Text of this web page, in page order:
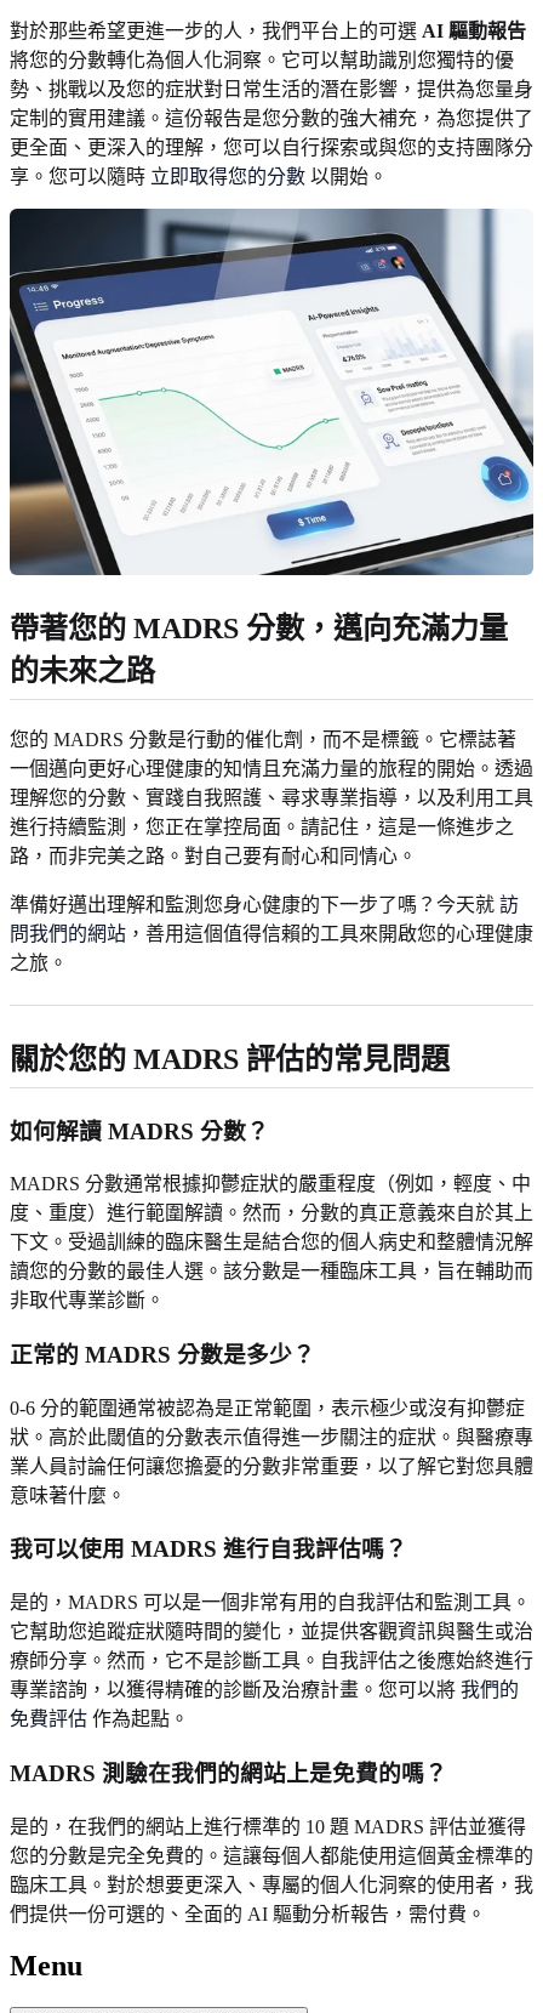
對於那些希望更進一步的人，我們平台上的可選 AI 驅動報告
將您的分數轉化為個人化洞察。它可以幫助識別您獨特的優
勢、挑戰以及您的症狀對日常生活的潛在影響，提供為您量身
定制的實用建議。這份報告是您分數的強大補充，為您提供了
更全面、更深入的理解，您可以自行探索或與您的支持團隊分
享。您可以隨時 立即取得您的分數 以開始。
帶著您的 MADRS 分數，邁向充滿力量
的未來之路
您的 MADRS 分數是行動的催化劑，而不是標籤。它標誌著
一個邁向更好心理健康的知情且充滿力量的旅程的開始。透過
理解您的分數、實踐自我照護、尋求專業指導，以及利用工具
進行持續監測，您正在掌控局面。請記住，這是一條進步之
路，而非完美之路。對自己要有耐心和同情心。
準備好邁出理解和監測您身心健康的下一步了嗎？今天就 訪
問我們的網站 ，善用這個值得信賴的工具來開啟您的心理健康
之旅。
關於您的 MADRS 評估的常見問題
如何解讀 MADRS 分數？
MADRS 分數通常根據抑鬱症狀的嚴重程度（例如，輕度、中
度、重度）進行範圍解讀。然而，分數的真正意義來自於其上
下文。受過訓練的臨床醫生是結合您的個人病史和整體情況解
讀您的分數的最佳人選。該分數是一種臨床工具，旨在輔助而
非取代專業診斷。
正常的 MADRS 分數是多少？
0-6 分的範圍通常被認為是正常範圍，表示極少或沒有抑鬱症
狀。高於此閾值的分數表示值得進一步關注的症狀。與醫療專
業人員討論任何讓您擔憂的分數非常重要，以了解它對您具體
意味著什麼。
我可以使用 MADRS 進行自我評估嗎？
是的，MADRS 可以是一個非常有用的自我評估和監測工具。
它幫助您追蹤症狀隨時間的變化，並提供客觀資訊與醫生或治
療師分享。然而，它不是診斷工具。自我評估之後應始終進行
專業諮詢，以獲得精確的診斷及治療計畫。您可以將 我們的
免費評估 作為起點。
MADRS 測驗在我們的網站上是免費的嗎？
是的，在我們的網站上進行標準的 10 題 MADRS 評估並獲得
您的分數是完全免費的。這讓每個人都能使用這個黃金標準的
臨床工具。對於想要更深入、專屬的個人化洞察的使用者，我
們提供一份可選的、全面的 AI 驅動分析報告，需付費。
Menu